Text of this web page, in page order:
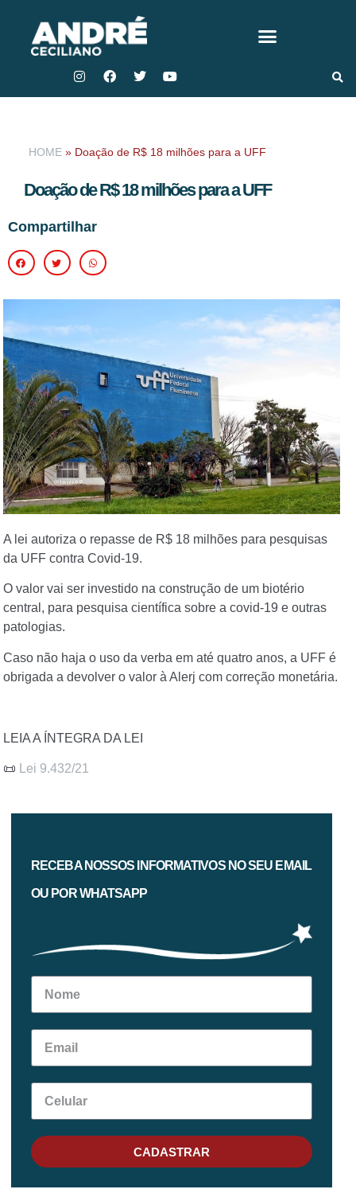
HOME » Doação de R$ 18 milhões para a UFF
Doação de R$ 18 milhões para a UFF
Compartilhar
A lei autoriza o repasse de R$ 18 milhões para pesquisas
da UFF contra Covid-19.
O valor vai ser investido na construção de um biotério
central , para pesquisa científica sobre a covid-19 e outras
patologias.
Caso não haja o uso da verba em até quatro anos, a UFF é
obrigada a devolver o valor à Alerj com correção monetária.
LEIA A ÍNTEGRA DA LEI
📜 Lei 9.432/21
RECEBA NOSSOS INFORMATIVOS NO SEU EMAIL
OU POR WHATSAPP
CADASTRAR